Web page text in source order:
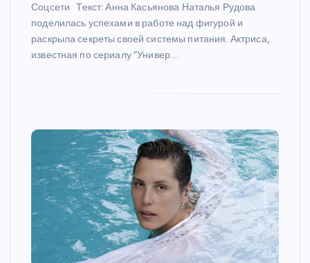
Соцсети Текст: Анна Касьянова Наталья Рудова
поделилась успехами в работе над фигурой и
раскрыла секреты своей системы питания. Актриса,
известная по сериалу “Универ.…